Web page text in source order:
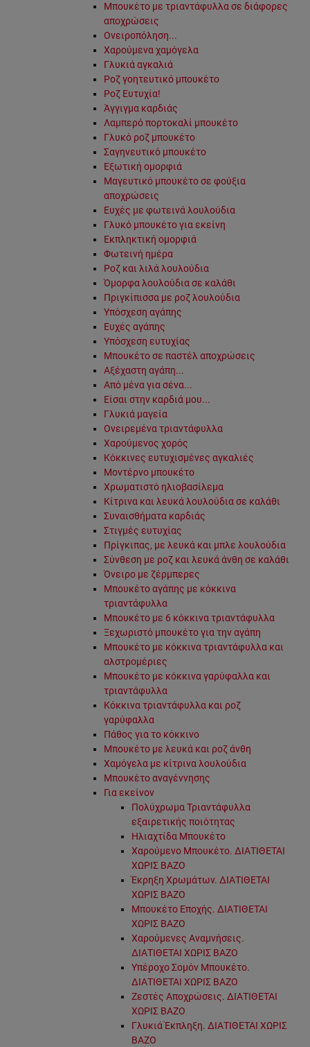
Μπουκέτο με τριαντάφυλλα σε διάφορες
αποχρώσεις
Ονειροπόληση...
Χαρούμενα χαμόγελα
Γλυκιά αγκαλιά
Ροζ γοητευτικό μπουκέτο
Ροζ Ευτυχία!
Άγγιγμα καρδιάς
Λαμπερό πορτοκαλί μπουκέτο
Γλυκό ροζ μπουκέτο
Σαγηνευτικό μπουκέτο
Εξωτική ομορφιά
Μαγευτικό μπουκέτο σε φούξια
αποχρώσεις
Ευχές με φωτεινά λουλούδια
Γλυκό μπουκέτο για εκείνη
Εκπληκτική ομορφιά
Φωτεινή ημέρα
Ροζ και λιλά λουλούδια
Όμορφα λουλούδια σε καλάθι
Πριγκίπισσα με ροζ λουλούδια
Υπόσχεση αγάπης
Ευχές αγάπης
Υπόσχεση ευτυχίας
Μπουκέτο σε παστέλ αποχρώσεις
Αξέχαστη αγάπη...
Από μένα για σένα...
Είσαι στην καρδιά μου...
Γλυκιά μαγεία
Ονειρεμένα τριαντάφυλλα
Χαρούμενος χορός
Κόκκινες ευτυχισμένες αγκαλιές
Μοντέρνο μπουκέτο
Χρωματιστό ηλιοβασίλεμα
Κίτρινα και λευκά λουλούδια σε καλάθι
Συναισθήματα καρδιάς
Στιγμές ευτυχίας
Πρίγκιπας, με λευκά και μπλε λουλούδια
Σύνθεση με ροζ και λευκά άνθη σε καλάθι
Όνειρο με ζέρμπερες
Μπουκέτο αγάπης με κόκκινα
τριαντάφυλλα
Μπουκέτο με 6 κόκκινα τριαντάφυλλα
Ξεχωριστό μπουκέτο για την αγάπη
Μπουκέτο με κόκκινα τριαντάφυλλα και
αλστρομέριες
Μπουκέτο με κόκκινα γαρύφαλλα και
τριαντάφυλλα
Κόκκινα τριαντάφυλλα και ροζ
γαρύφαλλα
Πάθος για το κόκκινο
Μπουκέτο με λευκά και ροζ άνθη
Χαμόγελα με κίτρινα λουλούδια
Μπουκέτο αναγέννησης
Για εκείνον
Πολύχρωμα Τριαντάφυλλα
εξαιρετικής ποιότητας
Ηλιαχτίδα Μπουκέτο
Χαρούμενο Μπουκέτο. ΔΙΑΤΙΘΕΤΑΙ
ΧΩΡΙΣ ΒΑΖΟ
Έκρηξη Χρωμάτων. ΔΙΑΤΙΘΕΤΑΙ
ΧΩΡΙΣ ΒΑΖΟ
Μπουκέτο Εποχής. ΔΙΑΤΙΘΕΤΑΙ
ΧΩΡΙΣ ΒΑΖΟ
Χαρούμενες Αναμνήσεις.
ΔΙΑΤΙΘΕΤΑΙ ΧΩΡΙΣ ΒΑΖΟ
Υπέροχο Σομόν Μπουκέτο.
ΔΙΑΤΙΘΕΤΑΙ ΧΩΡΙΣ ΒΑΖΟ
Ζεστές Αποχρώσεις. ΔΙΑΤΙΘΕΤΑΙ
ΧΩΡΙΣ ΒΑΖΟ
Γλυκιά Έκπληξη. ΔΙΑΤΙΘΕΤΑΙ ΧΩΡΙΣ
ΒΑΖΟ